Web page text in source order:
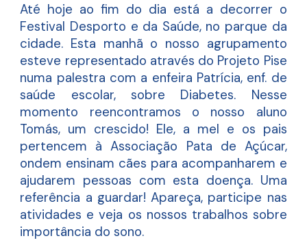
Até hoje ao fim do dia está a decorrer o
Festival Desporto e da Saúde, no parque da
cidade. Esta manhã o nosso agrupamento
esteve representado através do Projeto Pise
numa palestra com a enfeira Patrícia, enf. de
saúde escolar, sobre Diabetes. Nesse
momento reencontramos o nosso aluno
Tomás, um crescido! Ele, a mel e os pais
pertencem à Associação Pata de Açúcar,
ondem ensinam cães para acompanharem e
ajudarem pessoas com esta doença. Uma
referência a guardar! Apareça, participe nas
atividades e veja os nossos trabalhos sobre
importância do sono.